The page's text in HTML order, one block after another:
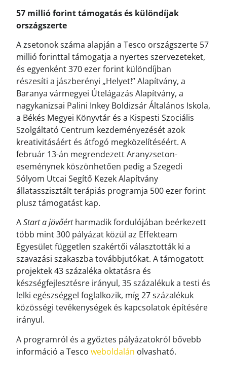
57 millió forint támogatás és különdíjak
országszerte
A zsetonok száma alapján a Tesco országszerte 57
millió forinttal támogatja a nyertes szervezeteket,
és egyenként 370 ezer forint különdíjban
részesíti a jászberényi „Helyet!” Alapítvány, a
Baranya vármegyei Útelágazás Alapítvány, a
nagykanizsai Palini Inkey Boldizsár Általános Iskola,
a Békés Megyei Könyvtár és a Kispesti Szociális
Szolgáltató Centrum kezdeményezését azok
kreativitásáért és átfogó megközelítéséért. A
február 13-án megrendezett Aranyzseton-
eseménynek köszönhetően pedig a Szegedi
Sólyom Utcai Segítő Kezek Alapítvány
állatasszisztált terápiás programja 500 ezer forint
plusz támogatást kap.
AStart a jövőértharmadik fordulójában beérkezett
több mint 300 pályázat közül az Effekteam
Egyesület független szakértői választották ki a
szavazási szakaszba továbbjutókat. A támogatott
projektek 43 százaléka oktatásra és
készségfejlesztésre irányul, 35 százalékuk a testi és
lelki egészséggel foglalkozik, míg 27 százalékuk
közösségi tevékenységek és kapcsolatok építésére
irányul.
A programról és a győztes pályázatokról bővebb
információ a Tescoweboldalán olvasható.